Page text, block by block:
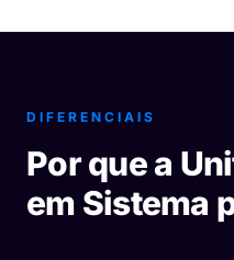
DIFERENCIAIS
Por que a
em Sistema